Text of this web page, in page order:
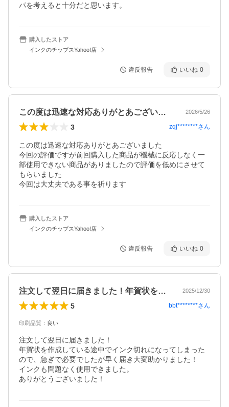
パを考えると十分だと思います。
購入したストア
インクのチップスYahoo!店
違反報告 いいね 0
この度は迅速な対応ありがとあございまし… 2026/5/26
3 zqj********さん
この度は迅速な対応ありがとあございました
今回の評価ですが前回購入した商品が機械に反応しなく一
部使用できない商品がありましたので評価を低めにさせて
もらいました
今回は大丈夫である事を祈ります
購入したストア
インクのチップスYahoo!店
違反報告 いいね 0
注文して翌日に届きました！年賀状を作成… 2025/12/30
5 bbt********さん
印刷品質 ： 良い
注文して翌日に届きました！
年賀状を作成している途中でインク切れになってしまった
ので、急ぎで必要でしたが早く届き大変助かりました！
インクも問題なく使用できました。
ありがとうございました！